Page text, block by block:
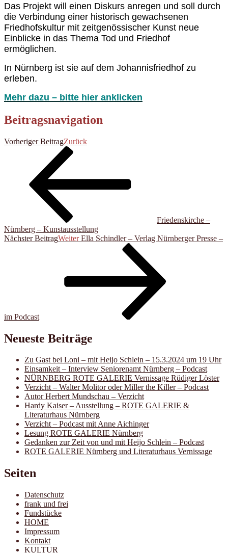
Das Projekt will einen Diskurs anregen und soll durch
die Verbindung einer historisch gewachsenen
Friedhofskultur mit zeitgenössischer Kunst neue
Einblicke in das Thema Tod und Friedhof
ermöglichen.
In Nürnberg ist sie auf dem Johannisfriedhof zu
erleben.
Mehr dazu – bitte hier anklicken
Beitragsnavigation
Vorheriger BeitragZurück
Friedenskirche –
Nürnberg – Kunstausstellung
Nächster BeitragWeiter Ella Schindler – Verlag Nürnberger Presse –
im Podcast
Neueste Beiträge
Zu Gast bei Loni – mit Heijo Schlein – 15.3.2024 um 19 Uhr
Einsamkeit – Interview Seniorenamt Nürnberg – Podcast
NÜRNBERG ROTE GALERIE Vernissage Rüdiger Löster
Verzicht – Walter Molitor oder Miller the Killer – Podcast
Autor Herbert Mundschau – Verzicht
Hardy Kaiser – Ausstellung – ROTE GALERIE &
Literaturhaus Nürnberg
Verzicht – Podcast mit Anne Aichinger
Lesung ROTE GALERIE Nürnberg
Gedanken zur Zeit von und mit Heijo Schlein – Podcast
ROTE GALERIE Nürnberg und Literaturhaus Vernissage
Seiten
Datenschutz
frank und frei
Fundstücke
HOME
Impressum
Kontakt
KULTUR